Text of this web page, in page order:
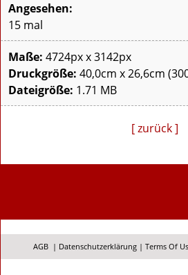
Angesehen:
15 mal
Maße: 4724px x 3142px
Druckgröße: 40,0cm x 26,6cm
Dateigröße: 1.71 MB
[ zurück ]
AGB | Datenschutzerklärung| Terms Of